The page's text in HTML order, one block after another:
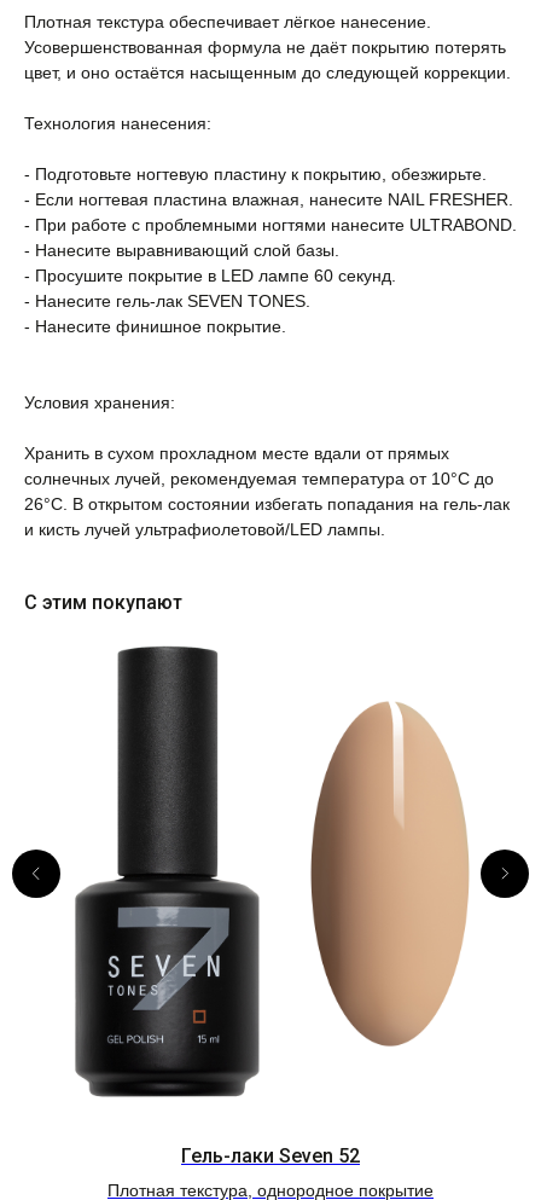
Плотная текстура обеспечивает лёгкое нанесение.
Усовершенствованная формула не даёт покрытию потерять
цвет, и оно остаётся насыщенным до следующей коррекции.
Технология нанесения:
- Подготовьте ногтевую пластину к покрытию, обезжирьте.
- Если ногтевая пластина влажная, нанесите NAIL FRESHER.
- При работе с проблемными ногтями нанесите ULTRABOND.
- Нанесите выравнивающий слой базы.
- Просушите покрытие в LED лампе 60 секунд.
- Нанесите гель-лак SEVEN TONES.
- Нанесите финишное покрытие.
Условия хранения:
Хранить в сухом прохладном месте вдали от прямых
солнечных лучей, рекомендуемая температура от 10°С до
26°С. В открытом состоянии избегать попадания на гель-лак
и кисть лучей ультрафиолетовой/LED лампы.
С этим покупают
Гель-лаки Seven 52
Плотная текстура, однородное покрытие